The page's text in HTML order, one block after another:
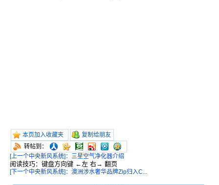
本页加入收藏夹
复制给朋友
转帖到：
[上一个中央新风系统]：三星空气净化器介绍
阅读技巧：键盘方向键 ←左 右→ 翻页
[下一个中央新风系统]：澳洲涉水奢华品牌Zip归入C...